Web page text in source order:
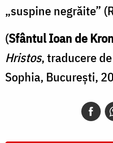
„suspine negrăite”
(Sfântul Ioan de
Hristos, traducere
Sophia, București,